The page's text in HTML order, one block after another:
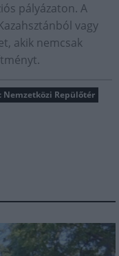
pályázaton. A
vagy
akik nemcsak
Nemzetközi Repülőtér